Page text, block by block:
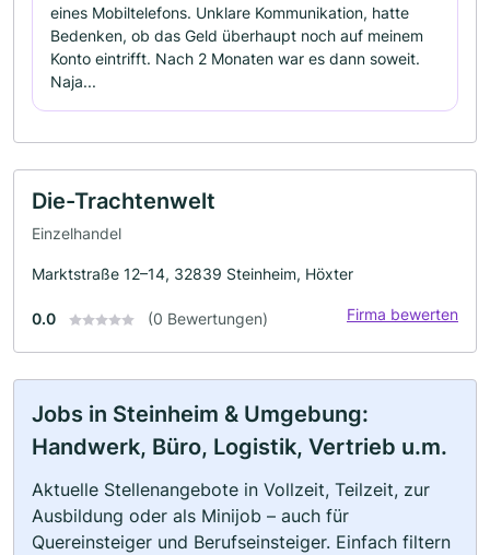
eines Mobiltelefons. Unklare Kommunikation, hatte
Bedenken, ob das Geld überhaupt noch auf meinem
Konto eintrifft. Nach 2 Monaten war es dann soweit.
Naja...
Die-Trachtenwelt
Einzelhandel
Marktstraße 12–14, 32839 Steinheim, Höxter
0.0 (0 Bewertungen) Firma bewerten
Jobs in Steinheim & Umgebung:
Handwerk, Büro, Logistik, Vertrieb u.m.
Aktuelle Stellenangebote in Vollzeit, Teilzeit, zur
Ausbildung oder als Minijob – auch für
Quereinsteiger und Berufseinsteiger. Einfach filtern